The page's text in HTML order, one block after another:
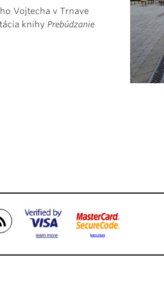
Vojtecha v Trnave
knihy Prebúdzanie